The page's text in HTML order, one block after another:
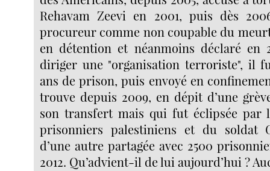
Rehavam Zeevi en 2001, puis dès
procureur comme non coupable du
en détention et néanmoins déclaré en
diriger une "organisation terroriste", il
ans de prison, puis envoyé en
trouve depuis 2009, en dépit d’une
son transfert mais qui fut éclipsée par
prisonniers palestiniens et du soldat
d’une autre partagée avec 2500
2012. Qu’advient-il de lui aujourd’hui ?